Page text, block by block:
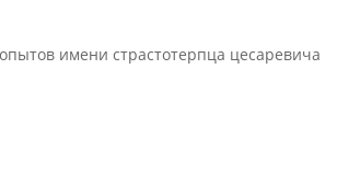
имени страстотерпца цесаревича